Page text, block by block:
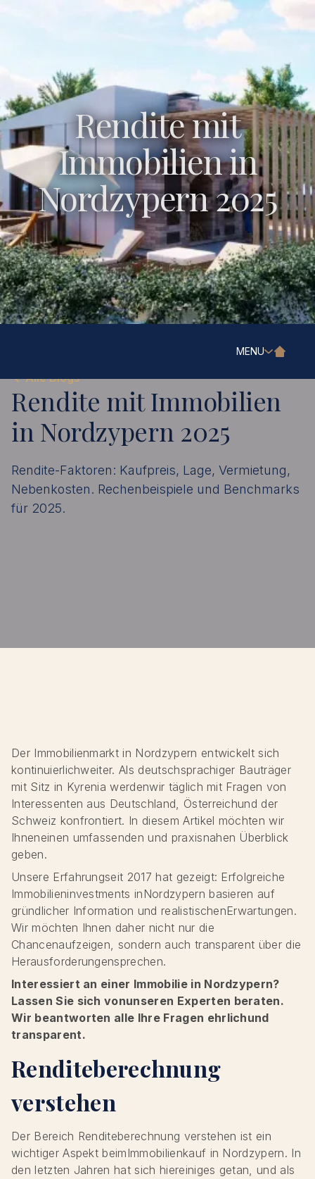
Rendite mit
Immobilien in
Nordzypern 2025
MENU
Alle Blogs
Rendite mit Immobilien
in Nordzypern 2025
Rendite-Faktoren: Kaufpreis, Lage, Vermietung,
Nebenkosten. Rechenbeispiele und Benchmarks
für 2025.
Der Immobilienmarkt in Nordzypern entwickelt sich
kontinuierlichweiter. Als deutschsprachiger Bauträger
mit Sitz in Kyrenia werdenwir täglich mit Fragen von
Interessenten aus Deutschland, Österreichund der
Schweiz konfrontiert. In diesem Artikel möchten wir
Ihneneinen umfassenden und praxisnahen Überblick
geben.
Unsere Erfahrungseit 2017 hat gezeigt: Erfolgreiche
Immobilieninvestments inNordzypern basieren auf
gründlicher Information und realistischenErwartungen.
Wir möchten Ihnen daher nicht nur die
Chancenaufzeigen, sondern auch transparent über die
Herausforderungensprechen.
Interessiert an einer Immobilie in Nordzypern?
Lassen Sie sich vonunseren Experten beraten.
Wir beantworten alle Ihre Fragen ehrlichund
transparent.
Renditeberechnung
verstehen
Der Bereich Renditeberechnung verstehen ist ein
wichtiger Aspekt beimImmobilienkauf in Nordzypern. In
den letzten Jahren hat sich hiereiniges getan, und als